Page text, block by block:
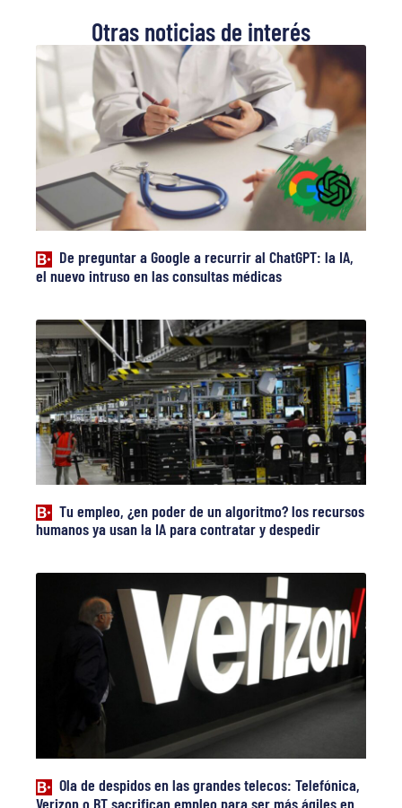
Otras noticias de interés
De preguntar a Google a recurrir al ChatGPT: la IA,
el nuevo intruso en las consultas médicas
Tu empleo, ¿en poder de un algoritmo? los recursos
humanos ya usan la IA para contratar y despedir
Ola de despidos en las grandes telecos: Telefónica,
Verizon o BT sacrifican empleo para ser más ágiles en